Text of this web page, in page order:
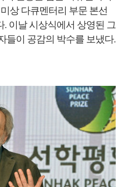
상 다큐멘터리 부문 본선
. 이날 시상식에서 상영된 그
들이 공감의 박수를 보냈다.